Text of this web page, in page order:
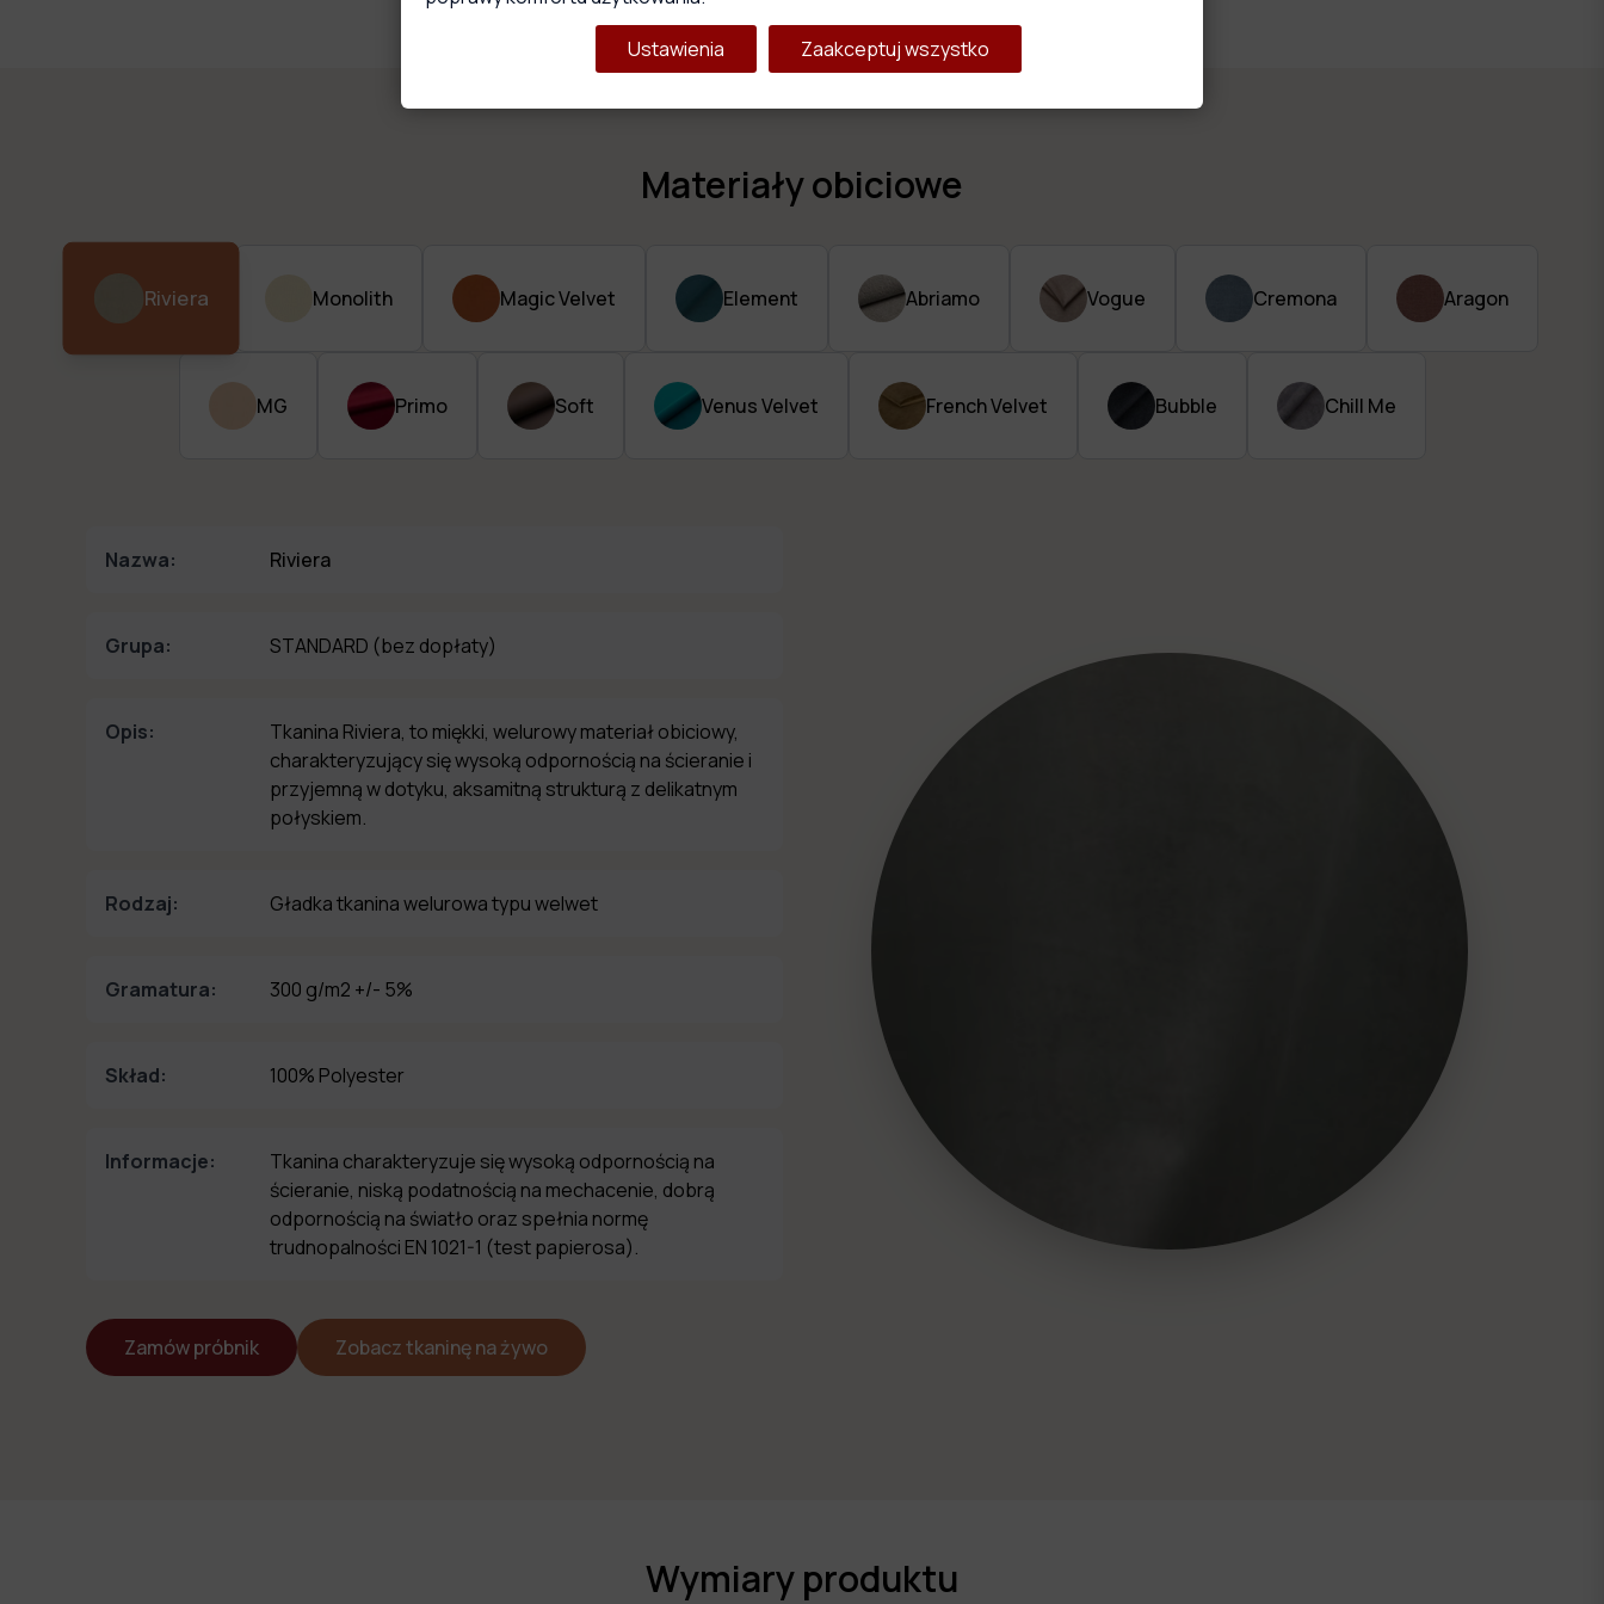
trwałość i stabilność całego produktu.
Materiały obiciowe
Riviera Monolith Magic Velvet Element Abriamo Vogue Cremona Aragon
MG Primo Soft Venus Velvet French Velvet Bubble Chill Me
Nazwa: Riviera
Grupa: STANDARD (bez dopłaty)
Opis:
Tkanina Riviera, to miękki, welurowy materiał obiciowy,
charakteryzujący się wysoką odpornością na ścieranie i
przyjemną w dotyku, aksamitną strukturą z delikatnym
połyskiem.
Rodzaj: Gładka tkanina welurowa typu welwet
Gramatura: 300 g/m2 +/- 5%
Skład: 100% Polyester
Informacje:
Tkanina charakteryzuje się wysoką odpornością na
ścieranie, niską podatnością na mechacenie, dobrą
odpornością na światło oraz spełnia normę
trudnopalności EN 1021-1 (test papierosa).
Zamów próbnik Zobacz tkaninę na żywo
Wymiary produktu
Ustawienia
Zaakceptuj wszystko